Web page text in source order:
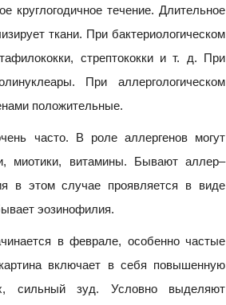
круглогодичное течение. Длительное
ткани. При бактериологическом
стрептококки и т. д. При
При аллергологическом
положительные.
часто. В роле аллергенов могут
миотики, витамины. Бывают аллер–
в этом случае проявляется в виде
эозинофилия.
в феврале, особенно частые
включает в себя повышенную
сильный зуд. Условно выделяют